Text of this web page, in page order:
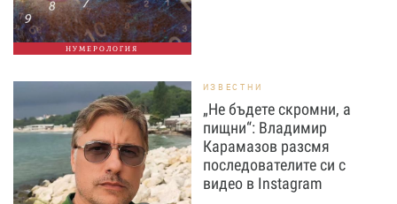
НУМЕРОЛОГИЯ
ИЗВЕСТНИ
„Не бъдете скромни, а
пищни“: Владимир
Карамазов разсмя
последователите си с
видео в Instagram